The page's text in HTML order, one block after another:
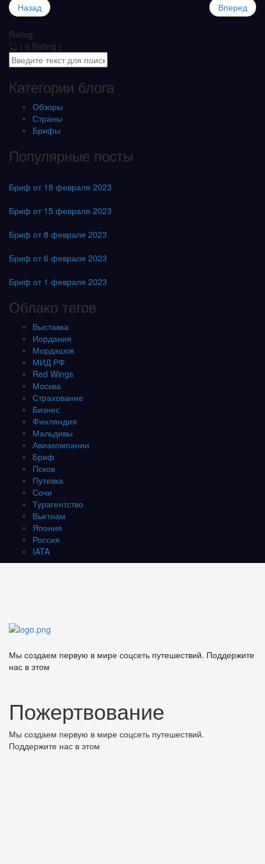
Назад Вперед
Rating:
( 0 Rating )
Категории блога
Обзоры
Страны
Брифы
Популярные посты
Бриф от 18 февраля 2023
Бриф от 15 февраля 2023
Бриф от 8 февраля 2023
Бриф от 6 февраля 2023
Бриф от 1 февраля 2023
Облако тегов
Выставка
Иордания
Мордашов
МИД РФ
Red Wings
Москва
Страхование
Бизнес
Финляндия
Мальдивы
Авиакомпании
Бриф
Псков
Путевка
Сочи
Турагентство
Вьетнам
Япония
Россия
IATA
Мы создаем первую в мире соцсеть путешествий. Поддержите
нас в этом
Пожертвование
Мы создаем первую в мире соцсеть путешествий.
Поддержите нас в этом